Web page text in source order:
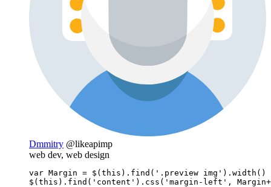
Dmmitry @likeapimp
web dev, web design
var Margin = $(this).find('.preview img').width()
$(this).find('content').css('margin-left',